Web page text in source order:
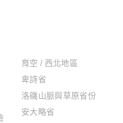
育空 / 西北地區
卑詩省
洛磯山脈與草原省份
安大略省